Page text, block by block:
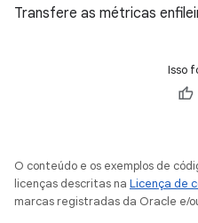
Transfere as métricas
Isso
O conteúdo e os exemplos de
licenças descritas na Licença de
marcas registradas da Oracle e/